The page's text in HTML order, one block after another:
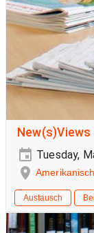
New(s)Views
Tuesday,
Austausch